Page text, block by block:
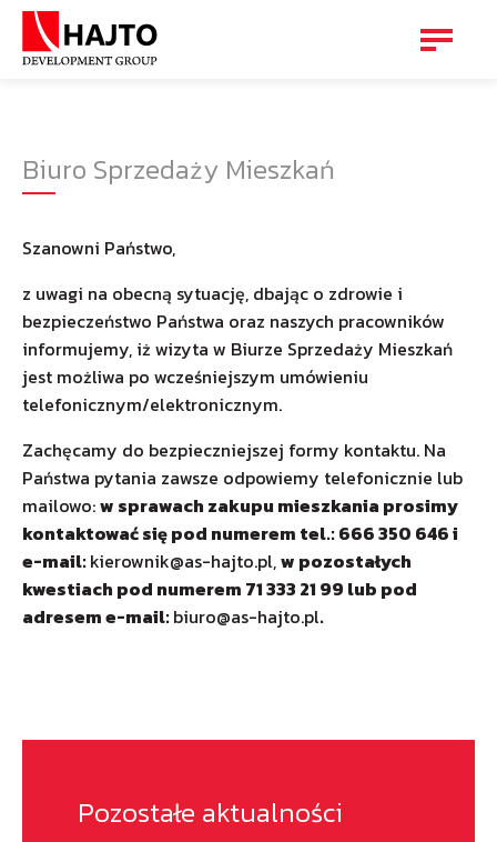
Biuro Sprzedaży Mieszkań
Szanowni Państwo,
z uwagi na obecną sytuację, dbając o zdrowie i
bezpieczeństwo Państwa oraz naszych pracowników
informujemy, iż wizyta w Biurze Sprzedaży Mieszkań
jest możliwa po wcześniejszym umówieniu
telefonicznym/elektronicznym.
Zachęcamy do bezpieczniejszej formy kontaktu. Na
Państwa pytania zawsze odpowiemy telefonicznie lub
mailowo:w sprawach zakupu mieszkania prosimy
kontaktować się pod numerem tel.: 666 350 646 i
e-mail:kierownik@as-hajto.pl,w pozostałych
kwestiach pod numerem 71333 21 99 lub pod
adresem e-mail:biuro@as-hajto.pl.
Pozostałe aktualności